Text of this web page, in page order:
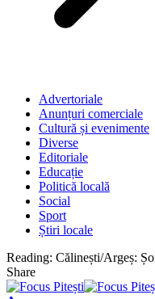
Advertoriale
Anunțuri comerciale
Cultură și evenimente
Diverse
Editoriale
Educație
Politică locală
Social
Sport
Știri locale
Reading: Călinești/Argeș:
Share